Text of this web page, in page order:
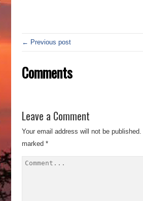
← Previous post
Comments
Leave a Comment
Your email address will not be published.
marked *